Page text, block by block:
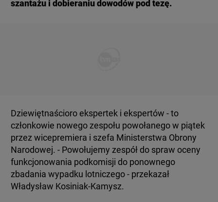
szantażu i dobieraniu dowodów pod tezę.
Dziewiętnaścioro ekspertek i ekspertów - to
członkowie nowego zespołu powołanego w piątek
przez wicepremiera i szefa Ministerstwa Obrony
Narodowej. - Powołujemy zespół do spraw oceny
funkcjonowania podkomisji do ponownego
zbadania wypadku lotniczego - przekazał
Władysław Kosiniak-Kamysz.